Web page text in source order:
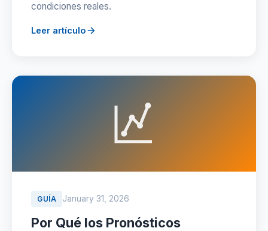
condiciones reales.
Leer artículo
GUÍA January 31, 2026
Por Qué los Pronósticos